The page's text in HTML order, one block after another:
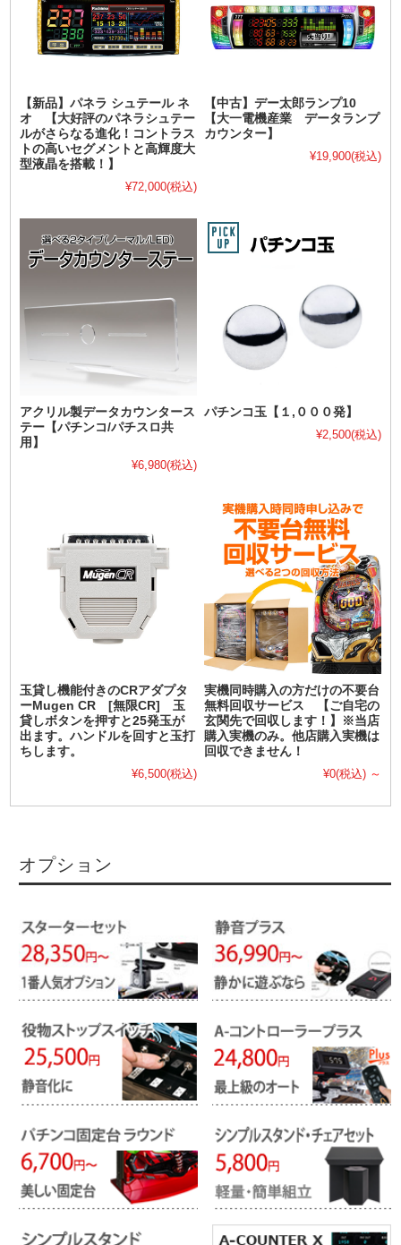
【新品】パネラ シュテール ネ
オ 【大好評のパネラシュテー
ルがさらなる進化！コントラス
トの高いセグメントと高輝度大
型液晶を搭載！】
¥72,000(税込)
【中古】デー太郎ランプ10
【大一電機産業 データランプ
カウンター】
¥19,900(税込)
アクリル製データカウンタース
テー【パチンコ/パチスロ共
用】
¥6,980(税込)
パチンコ玉【１,０００発】
¥2,500(税込)
玉貸し機能付きのCRアダプタ
ーMugen CR [無限CR] 玉
貸しボタンを押すと25発玉が
出ます。ハンドルを回すと玉打
ちします。
¥6,500(税込)
実機同時購入の方だけの不要台
無料回収サービス 【ご自宅の
玄関先で回収します！】※当店
購入実機のみ。他店購入実機は
回収できません！
¥0(税込) ～
オプション